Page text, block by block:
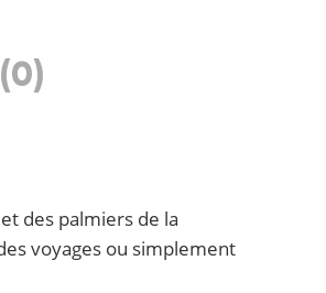
des palmiers de la
voyages ou simplement